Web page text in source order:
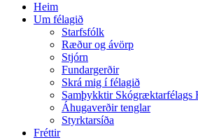
new
window
Heim
Um félagið
Starfsfólk
Ræður og ávörp
Stjórn
Fundargerðir
Skrá mig í félagið
Samþykktir Skógræktarfélags
Áhugaverðir tenglar
Styrktarsíða
Fréttir